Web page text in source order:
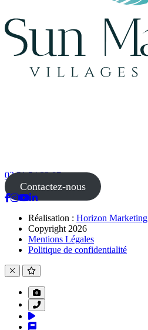
02 51 54 33 87
Contactez-nous
Réalisation : Horizon Marketing
Copyright 2026
Mentions Légales
Politique de confidentialité